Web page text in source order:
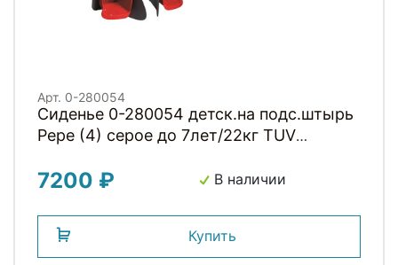
Арт. 0-280054
Сиденье 0-280054 детск.на подс.штырь
Pepe (4) серое до 7лет/22кг TUV
7200 ₽ В наличии
Купить